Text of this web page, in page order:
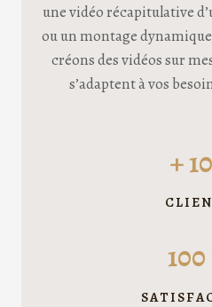
une vidéo récapitulative
ou un montage
créons des vidéos sur
s’adaptent à vos
+
100